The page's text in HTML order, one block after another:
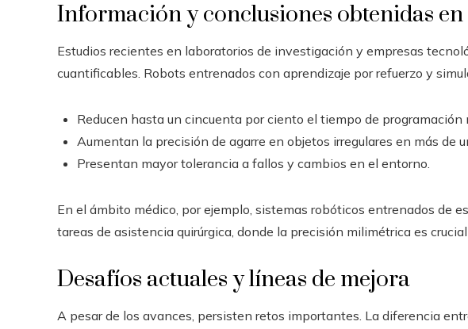
Información y conclusiones obtenidas en
Estudios recientes en laboratorios de investigación y empresas
cuantificables. Robots entrenados con aprendizaje por refuerzo y
Reducen hasta un cincuenta por ciento el tiempo de programación
Aumentan la precisión de agarre en objetos irregulares en más de
Presentan mayor tolerancia a fallos y cambios en el entorno.
En el ámbito médico, por ejemplo, sistemas robóticos entrenados de
tareas de asistencia quirúrgica, donde la precisión milimétrica es
Desafíos actuales y líneas de mejora
A pesar de los avances, persisten retos importantes. La diferencia